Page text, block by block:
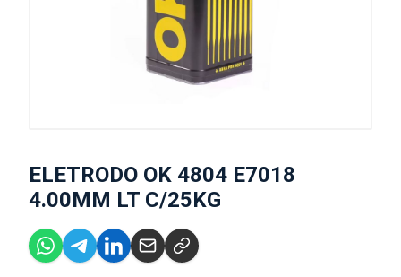
ELETRODO OK 4804 E7018
4.00MM LT C/25KG